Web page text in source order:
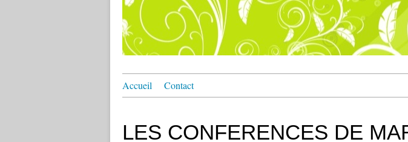
Accueil Contact
LES CONFERENCES DE